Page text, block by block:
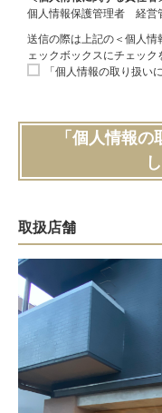
個人情報保護管理者 経営
送信の際は上記の＜個人
ェックボックスにチェック
「個人情報の取り扱い
「個人情報
取扱店舗